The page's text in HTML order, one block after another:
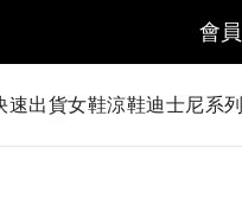
會
速出貨女鞋涼鞋迪士尼系列